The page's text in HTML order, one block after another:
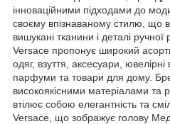
інноваційними підходами до
своєму впізнаваному стилю, що
вишукані тканини і деталі
Versace пропонує широкий
одяг, взуття, аксесуари,
парфуми та товари для дому.
високоякісними матеріалами та
втілює собою елегантність та
Versace, що зображує голову